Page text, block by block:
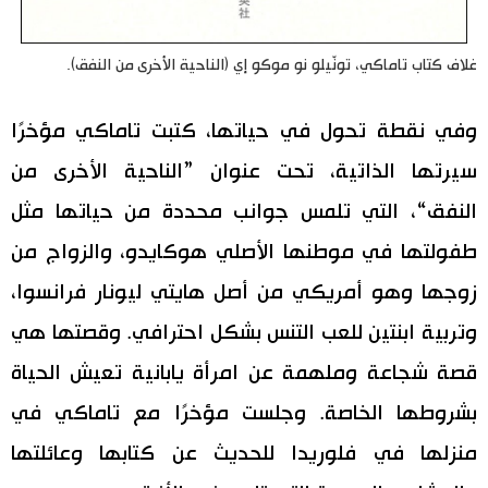
غلاف كتاب تاماكي، تونّيلو نو موكو إي (الناحية الأخرى من النفق).
وفي نقطة تحول في حياتها، كتبت تاماكي مؤخرًا
سيرتها الذاتية، تحت عنوان ”الناحية الأخرى من
النفق“، التي تلمس جوانب محددة من حياتها مثل
طفولتها في موطنها الأصلي هوكايدو، والزواج من
زوجها وهو أمريكي من أصل هايتي ليونار فرانسوا،
وتربية ابنتين للعب التنس بشكل احترافي. وقصتها هي
قصة شجاعة وملهمة عن امرأة يابانية تعيش الحياة
بشروطها الخاصة. وجلست مؤخرًا مع تاماكي في
منزلها في فلوريدا للحديث عن كتابها وعائلتها